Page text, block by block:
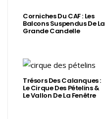
Corniches Du CAF : Les
Balcons Suspendus De La
Grande Candelle
Trésors Des Calanques :
Le Cirque Des Pételins &
Le Vallon De La Fenêtre